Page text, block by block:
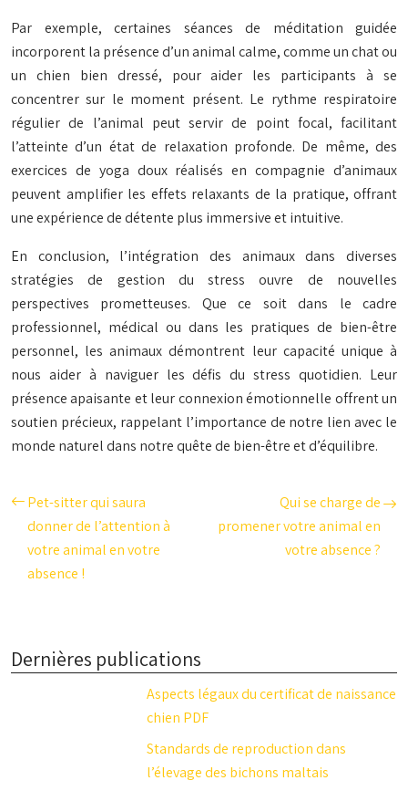
Par exemple, certaines séances de méditation guidée
incorporent la présence d’un animal calme, comme un chat ou
un chien bien dressé, pour aider les participants à se
concentrer sur le moment présent. Le rythme respiratoire
régulier de l’animal peut servir de point focal, facilitant
l’atteinte d’un état de relaxation profonde. De même, des
exercices de yoga doux réalisés en compagnie d’animaux
peuvent amplifier les effets relaxants de la pratique, offrant
une expérience de détente plus immersive et intuitive.
En conclusion, l’intégration des animaux dans diverses
stratégies de gestion du stress ouvre de nouvelles
perspectives prometteuses. Que ce soit dans le cadre
professionnel, médical ou dans les pratiques de bien-être
personnel, les animaux démontrent leur capacité unique à
nous aider à naviguer les défis du stress quotidien. Leur
présence apaisante et leur connexion émotionnelle offrent un
soutien précieux, rappelant l’importance de notre lien avec le
monde naturel dans notre quête de bien-être et d’équilibre.
Pet-sitter qui saura
donner de l’attention à
votre animal en votre
absence !
Qui se charge de
promener votre animal en
votre absence ?
Dernières publications
Aspects légaux du certificat de naissance
chien PDF
Standards de reproduction dans
l’élevage des bichons maltais